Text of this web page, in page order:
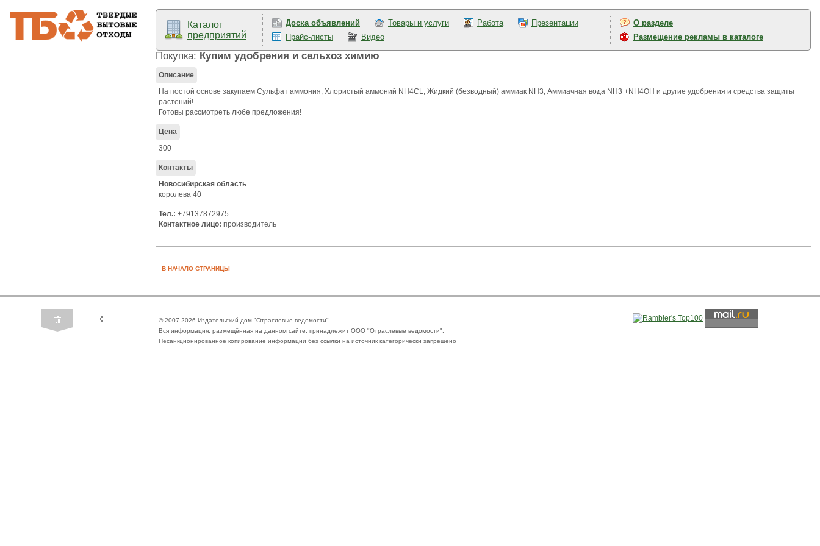
Каталог
предприятий
Доска объявлений Товары и услуги Работа
Презентации
Прайс-листы
Видео
О разделе
Размещение рекламы в каталоге
Покупка: Купим удобрения и сельхоз химию
Описание
На постой основе закупаем Сульфат аммония, Хлористый аммоний NH4CL, Жидкий (безводный) аммиак NH3, Аммиачная вода NH3 +NH4OH и другие удобрения и средства защиты
растений!
Готовы рассмотреть любе предложения!
Цена
300
Контакты
Новосибирская область
королева 40
Тел.: +79137872975
Контактное лицо: производитель
В НАЧАЛО СТРАНИЦЫ
© 2007-2026 Издательский дом "Отраслевые ведомости".
Вся информация, размещённая на данном сайте, принадлежит ООО "Отраслевые ведомости".
Несанкционированное копирование информации без ссылки на источник категорически запрещено